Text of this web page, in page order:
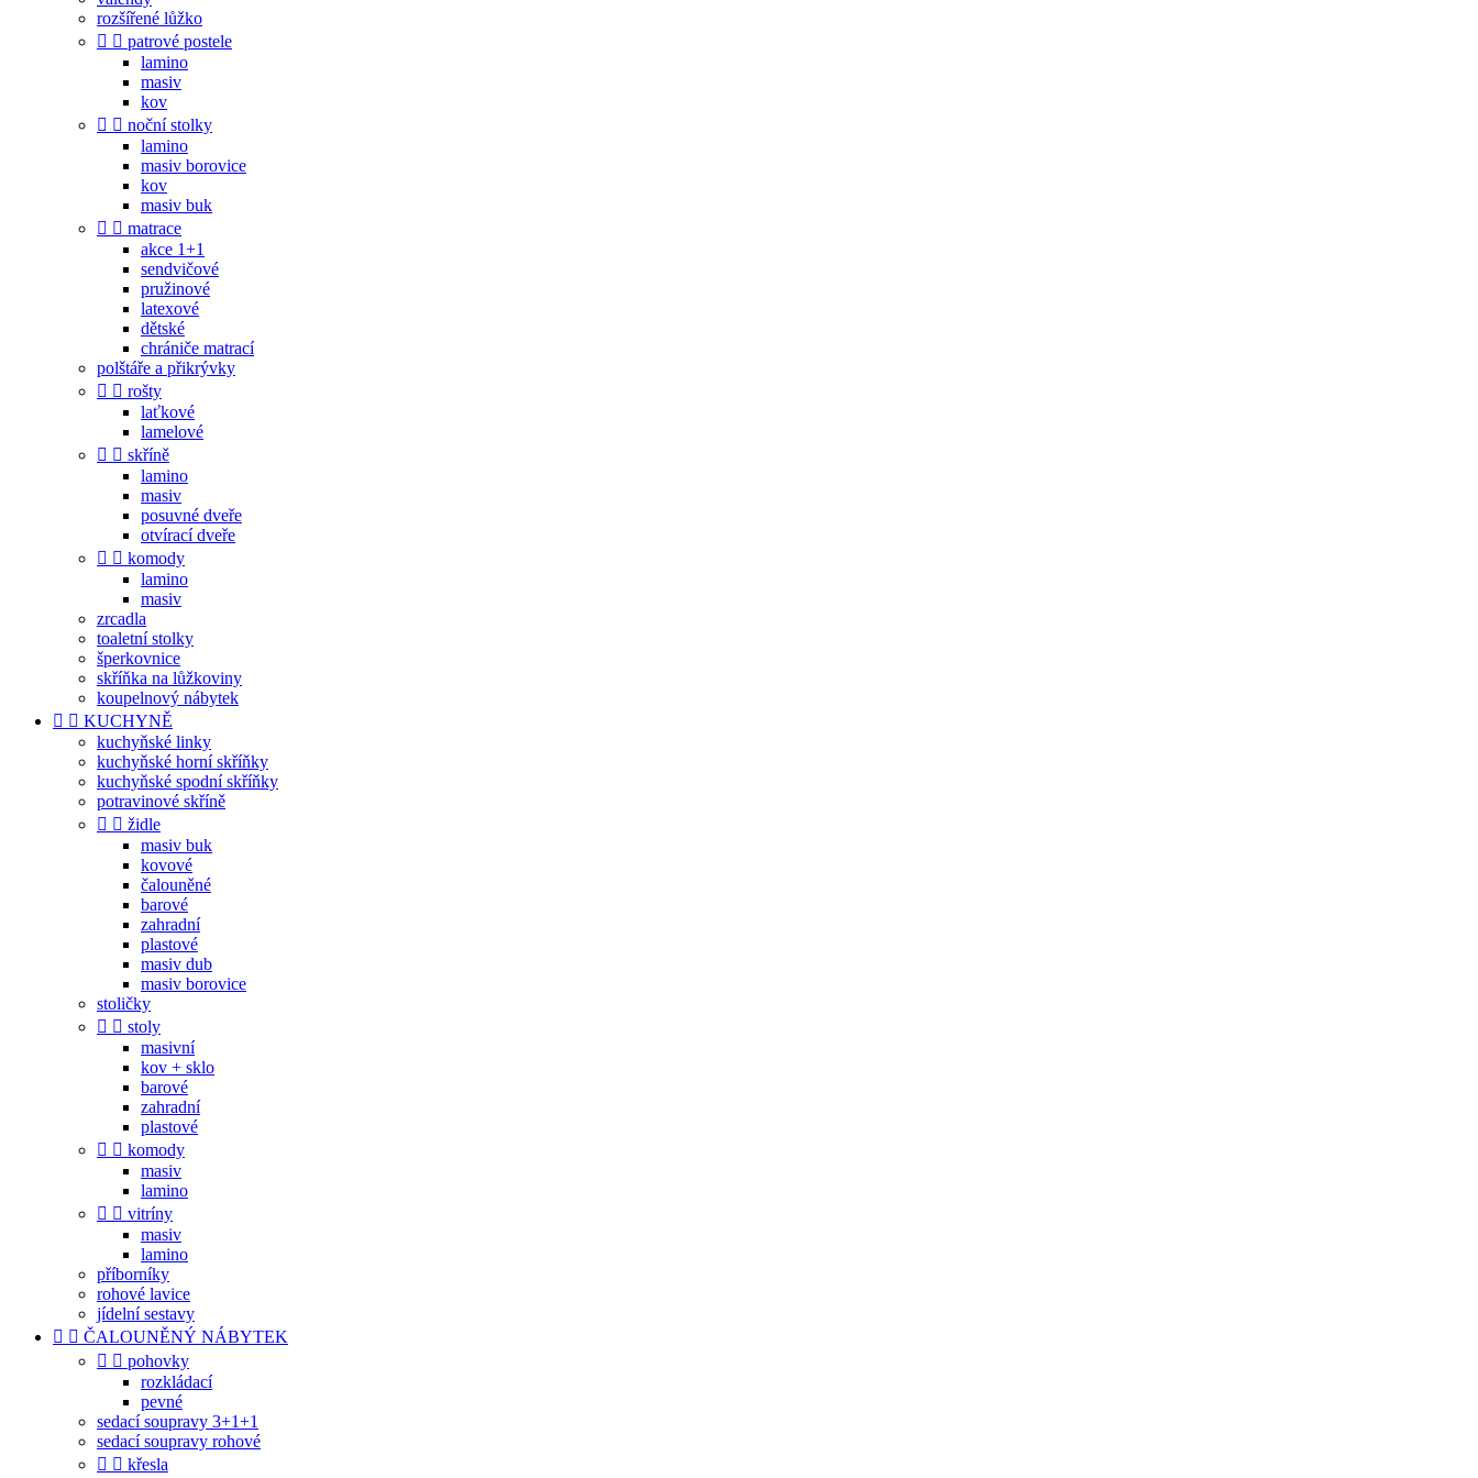
rozšířené lůžko
  patrové postele
lamino
masiv
kov
  noční stolky
lamino
masiv borovice
kov
masiv buk
  matrace
akce 1+1
sendvičové
pružinové
latexové
dětské
chrániče matrací
polštáře a přikrývky
  rošty
laťkové
lamelové
  skříně
lamino
masiv
posuvné dveře
otvírací dveře
  komody
lamino
masiv
zrcadla
toaletní stolky
šperkovnice
skříňka na lůžkoviny
koupelnový nábytek
  KUCHYNĚ
kuchyňské linky
kuchyňské horní skříňky
kuchyňské spodní skříňky
potravinové skříně
  židle
masiv buk
kovové
čalouněné
barové
zahradní
plastové
masiv dub
masiv borovice
stoličky
  stoly
masivní
kov + sklo
barové
zahradní
plastové
  komody
masiv
lamino
  vitríny
masiv
lamino
příborníky
rohové lavice
jídelní sestavy
  ČALOUNĚNÝ NÁBYTEK
  pohovky
rozkládací
pevné
sedací soupravy 3+1+1
sedací soupravy rohové
  křesla